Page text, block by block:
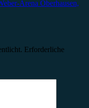
Arena Oberhausen,
Erforderliche